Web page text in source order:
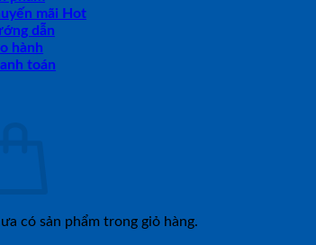
mãi Hot
dẫn
hành
toán
có sản phẩm trong giỏ hàng.